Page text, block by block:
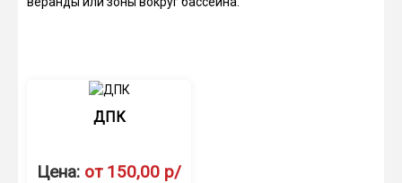
ДПК
Цена: от 150,00 р/